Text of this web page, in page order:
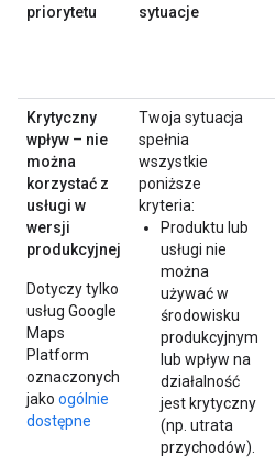
priorytetu
sytuacje
Krytyczny
wpływ – nie
można
korzystać z
usługi w
wersji
produkcyjnej
Dotyczy tylko
usług Google
Maps
Platform
oznaczonych
jako ogólnie
dostępne
Twoja sytuacja
spełnia
wszystkie
poniższe
kryteria:
Produktu lub
usługi nie
można
używać w
środowisku
produkcyjnym
lub wpływ na
działalność
jest krytyczny
(np. utrata
przychodów).